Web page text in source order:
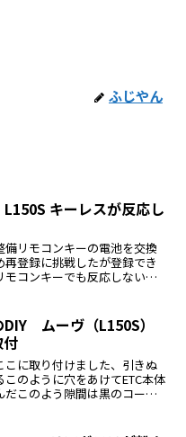
ふじやん
キーレスが反応し
備リモコンキーの電池を交換
再登録に挑戦したが登録でき
モコンキーでも反応しないド
手で抑えると反応したダイハ
品を確認に行っ...
ムーヴ（L150S）
付
こに取り付けました、引きぬ
このように穴をあけてETC本体
だこのよう隙間は黒のコーキ